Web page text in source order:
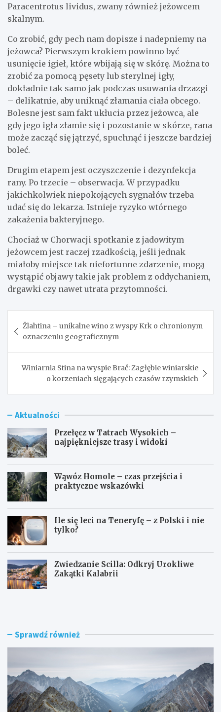
Paracentrotus lividus, zwany również jeżowcem
skalnym.
Co zrobić, gdy pech nam dopisze i nadepniemy na
jeżowca? Pierwszym krokiem powinno być
usunięcie igieł, które wbijają się w skórę. Można to
zrobić za pomocą pęsety lub sterylnej igły,
dokładnie tak samo jak podczas usuwania drzazgi
– delikatnie, aby uniknąć złamania ciała obcego.
Bolesne jest sam fakt ukłucia przez jeżowca, ale
gdy jego igła złamie się i pozostanie w skórze, rana
może zacząć się jątrzyć, spuchnąć i jeszcze bardziej
boleć.
Drugim etapem jest oczyszczenie i dezynfekcja
rany. Po trzecie – obserwacja. W przypadku
jakichkolwiek niepokojących sygnałów trzeba
udać się do lekarza. Istnieje ryzyko wtórnego
zakażenia bakteryjnego.
Chociaż w Chorwacji spotkanie z jadowitym
jeżowcem jest raczej rzadkością, jeśli jednak
miałoby miejsce tak niefortunne zdarzenie, mogą
wystąpić objawy takie jak problem z oddychaniem,
drgawki czy nawet utrata przytomności.
Nawigacja
wpisu
Žlahtina – unikalne wino z wyspy Krk o chronionym
oznaczeniu geograficznym
Winiarnia Stina na wyspie Brač: Zagłębie winiarskie
o korzeniach sięgających czasów rzymskich
Aktualności
Przełęcz w Tatrach Wysokich –
najpiękniejsze trasy i widoki
Wąwóz Homole – czas przejścia i
praktyczne wskazówki
Ile się leci na Teneryfę – z Polski i nie
tylko?
Zwiedzanie Scilla: Odkryj Urokliwe
Zakątki Kalabrii
P
ę
a
t
r
a
W
H
e
–
c
z
Sprawdź również